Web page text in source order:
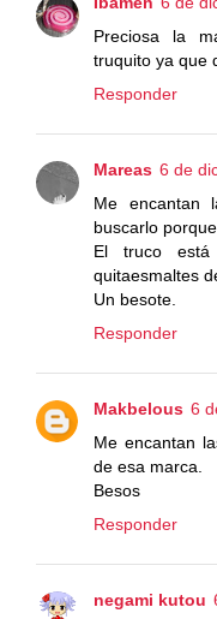
Preciosa la
truquito ya que
Responder
Mareas 6 de
Me encantan
buscarlo
El truco
quitaesmaltes
Un besote.
Responder
Makbelous 6
Me encantan
de esa marca.
Besos
Responder
negami kutou